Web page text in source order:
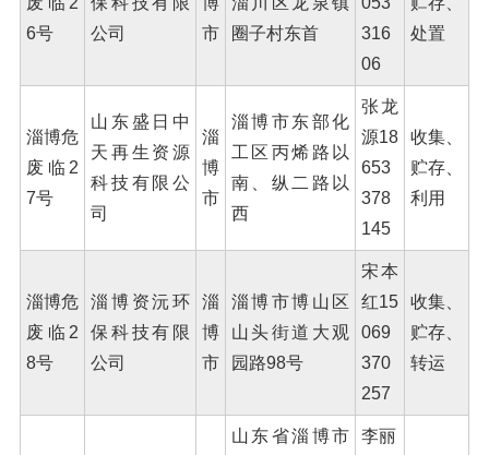
6号
公司
市
圈子村东首
316
06
处置
淄博危
废临2
7号
山东盛日中
天再生资源
科技有限公
司
淄
博
市
淄博市东部化
工区丙烯路以
南、纵二路以
西
张龙
源18
653
378
145
收集、
贮存、
利用
淄博危
废临2
8号
淄博资沅环
保科技有限
公司
淄
博
市
淄博市博山区
山头街道大观
园路98号
宋本
红15
069
370
257
收集、
贮存、
转运
山东省淄博市
李丽